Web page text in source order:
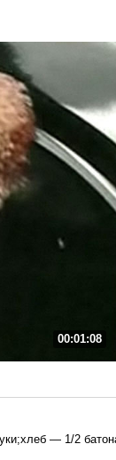
00:01:08
— 1/2